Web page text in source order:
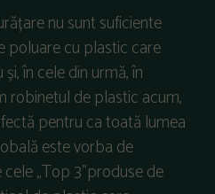
nu sunt suficiente
poluare cu plastic care
în cele din urmă, în
robinetul de plastic acum,
pentru ca toată lumea
este vorba de
„Top 3”produse de